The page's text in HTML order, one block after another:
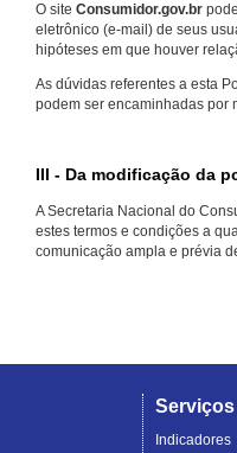
O site Consumidor.gov.br
eletrônico (e-mail) de seus
hipóteses em que houver
As dúvidas referentes a esta
podem ser encaminhadas por
III - Da modificação da
A Secretaria Nacional do
estes termos e condições a
comunicação ampla e prévia
Serviços
Indicadores